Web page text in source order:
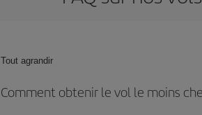
Tout agrandir
Comment obtenir le vol le moins